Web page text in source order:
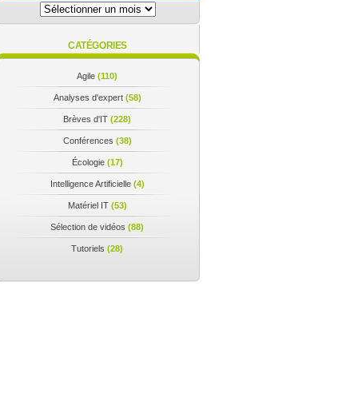
Les
archives
CATÉGORIES
Agile (110)
Analyses d'expert(58)
Brèves d'IT (228)
Conférences (38)
Écologie(17)
Intelligence Artificielle(4)
Matériel IT(53)
Sélection de vidéos (88)
Tutoriels (28)